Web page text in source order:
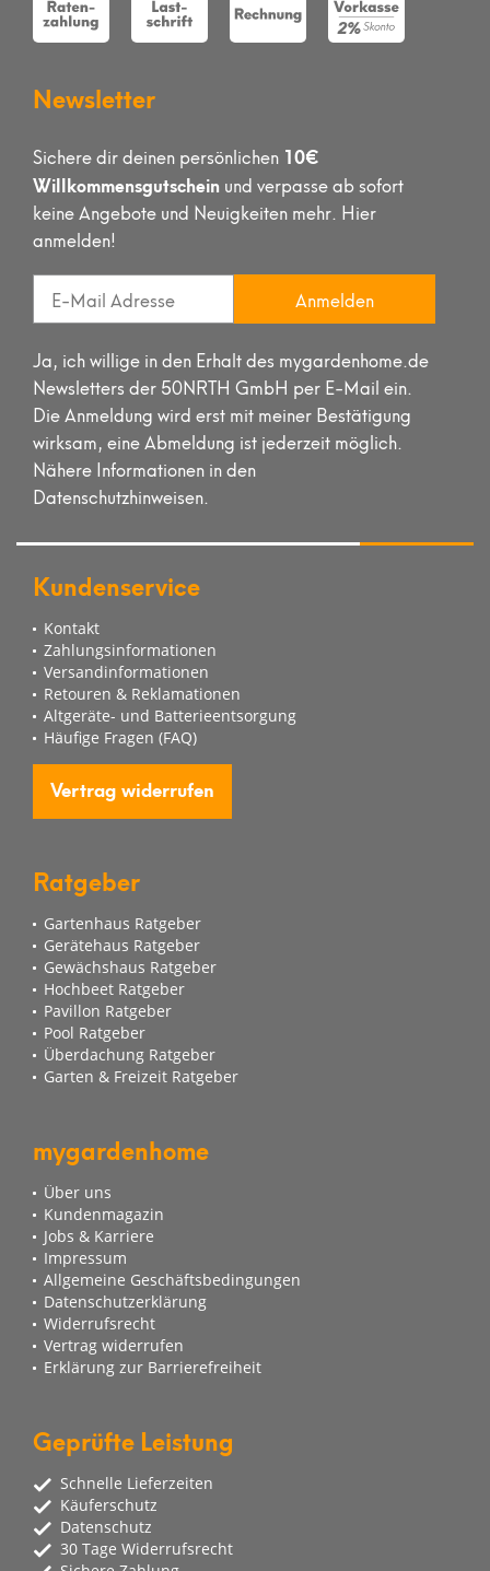
Newsletter
Sichere dir deinen persönlichen 10€
Willkommensgutschein und verpasse ab sofort
keine Angebote und Neuigkeiten mehr. Hier
anmelden!
Anmelden
Ja, ich willige in den Erhalt des mygardenhome.de
Newsletters der 50NRTH GmbH per E-Mail ein.
Die Anmeldung wird erst mit meiner Bestätigung
wirksam, eine Abmeldung ist jederzeit möglich.
Nähere Informationen in den
Datenschutzhinweisen.
Kundenservice
Kontakt
Zahlungsinformationen
Versandinformationen
Retouren & Reklamationen
Altgeräte- und Batterieentsorgung
Häufige Fragen (FAQ)
Vertrag widerrufen
Ratgeber
Gartenhaus Ratgeber
Gerätehaus Ratgeber
Gewächshaus Ratgeber
Hochbeet Ratgeber
Pavillon Ratgeber
Pool Ratgeber
Überdachung Ratgeber
Garten & Freizeit Ratgeber
mygardenhome
Über uns
Kundenmagazin
Jobs & Karriere
Impressum
Allgemeine Geschäftsbedingungen
Datenschutzerklärung
Widerrufsrecht
Vertrag widerrufen
Erklärung zur Barrierefreiheit
Geprüfte Leistung
Schnelle Lieferzeiten
Käuferschutz
Datenschutz
30 Tage Widerrufsrecht